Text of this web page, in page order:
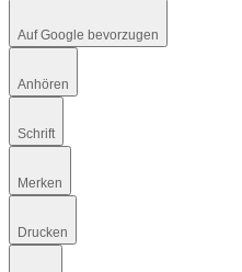
Auf Google bevorzugen
Anhören
Schrift
Merken
Drucken